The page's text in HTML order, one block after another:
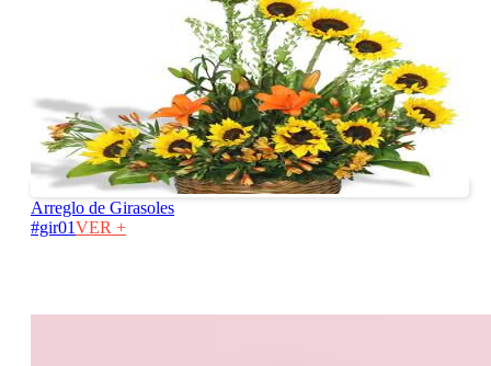
Arreglo de Girasoles
#gir01VER +